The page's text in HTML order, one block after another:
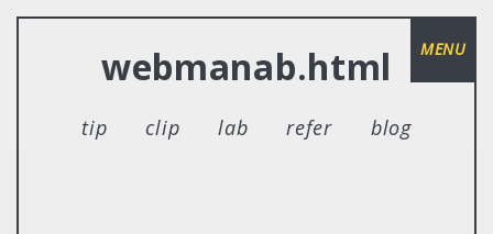
webmanab.html
tip clip lab refer blog
MENU